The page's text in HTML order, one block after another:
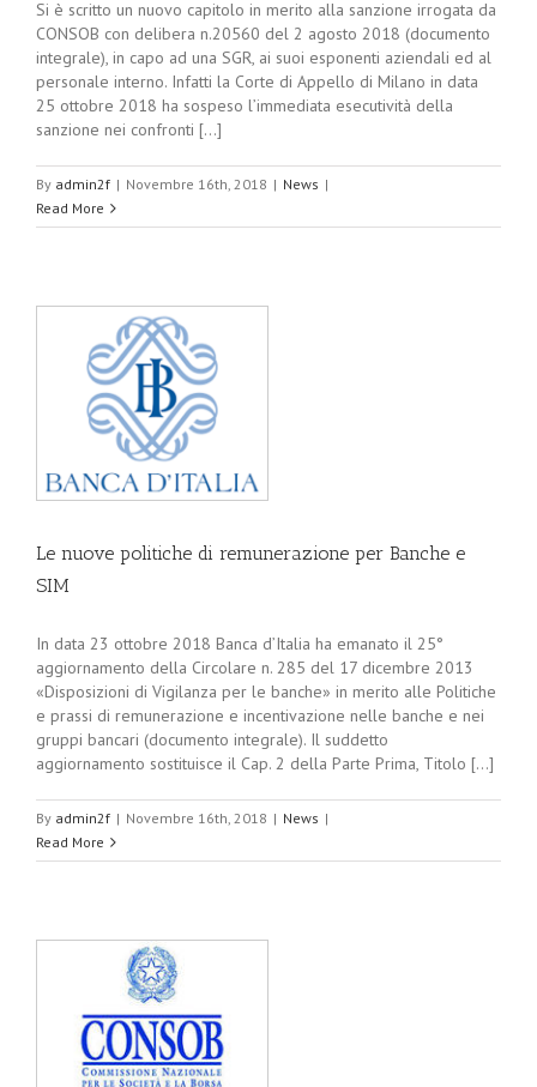
Si è scritto un nuovo capitolo in merito alla sanzione irrogata da
CONSOB con delibera n.20560 del 2 agosto 2018 (documento
integrale), in capo ad una SGR, ai suoi esponenti aziendali ed al
personale interno. Infatti la Corte di Appello di Milano in data
25 ottobre 2018 ha sospeso l’immediata esecutività della
sanzione nei confronti [...]
By admin2f | Novembre 16th, 2018 | News |
Read More
Le nuove politiche di remunerazione per Banche e
SIM
In data 23 ottobre 2018 Banca d’Italia ha emanato il 25°
aggiornamento della Circolare n. 285 del 17 dicembre 2013
«Disposizioni di Vigilanza per le banche» in merito alle Politiche
e prassi di remunerazione e incentivazione nelle banche e nei
gruppi bancari (documento integrale). Il suddetto
aggiornamento sostituisce il Cap. 2 della Parte Prima, Titolo [...]
By admin2f | Novembre 16th, 2018 | News |
Read More